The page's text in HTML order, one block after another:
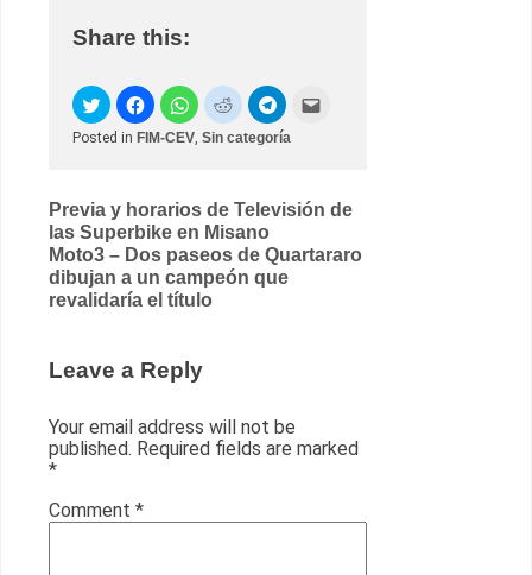
Share this:
Posted in FIM-CEV, Sin categoría
Post
navigation
Previa y horarios de Televisión de
las Superbike en Misano
Moto3 – Dos paseos de Quartararo
dibujan a un campeón que
revalidaría el título
Leave a Reply
Your email address will not be
published. Required fields are marked
*
Comment *